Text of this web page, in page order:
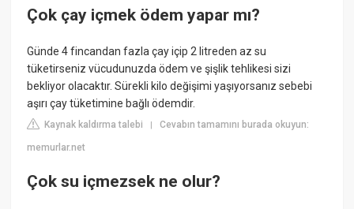
Çok çay içmek ödem yapar mı?
Günde 4 fincandan fazla çay içip 2 litreden az su
tüketirseniz vücudunuzda ödem ve şişlik tehlikesi sizi
bekliyor olacaktır. Sürekli kilo değişimi yaşıyorsanız sebebi
aşırı çay tüketimine bağlı ödemdir.
Kaynak kaldırma talebi |Cevabın tamamını burada okuyun:
memurlar.net
Çok su içmezsek ne olur?